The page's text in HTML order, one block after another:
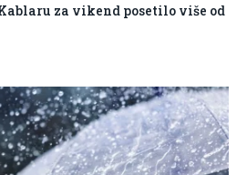
za vikend posetilo više od